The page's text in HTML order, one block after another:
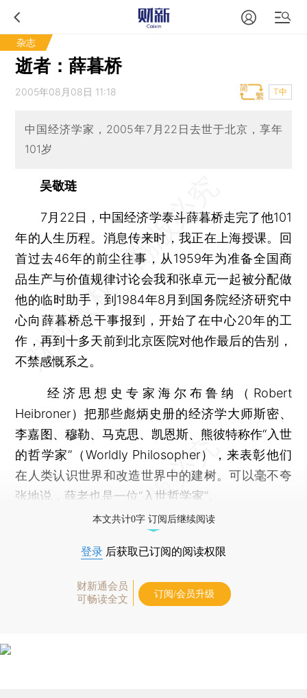
杂志
逝者：薛暮桥
2005年08月08日 11:18 T中
中国经济学家，2005年7月22日去世于北京，享年
101岁
吴敬琏
7月22日，中国经济学泰斗薛暮桥走完了他101
年的人生历程。消息传来时，我正在上海授课。回
首过去46年的前尘往事，从1959年为准备全国商
品生产与价值规律讨论会我和张卓元一起被分配做
他的临时助手，到1984年8月到国务院经济研究中
心向薛暮桥总干事报到，开始了在中心20年的工
作，再到十多天前到北京医院对他作最后的告别，
不禁感慨系之。
经济思想史专家海尔布鲁纳（Robert
Heibroner）把那些彪炳史册的经济学大师斯密、
李嘉图、穆勒、马克思、凯恩斯、熊彼特称作“入世
的哲学家”（Worldly Philosopher），来表彰他们
在人类认识世界和改造世界中的建树。可以毫不夸
张地说，薛老也是一位“入世哲学家”。
本文共计0字 订阅后继续阅读
登录 后获取已订阅的阅读权限
财新通会员
可畅读全文
订阅/会员升级